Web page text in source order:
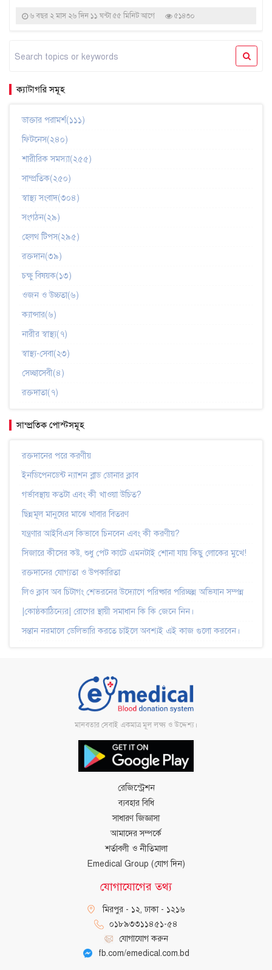
৬ বছর ২ মাস ২৬ দিন ১১ ঘন্টা ৫৫ মিনিট আগে ৫১৪৩০
ক্যাটাগরি সমূহ
ডাক্তার পরামর্শ(১১১)
ফিটনেস(২৪০)
শারীরিক সমস্যা(২৫৫)
সাম্প্রতিক(২৫০)
স্বাস্থ্য সংবাদ(৩০৪)
সংগঠন(২৯)
হেলথ টিপস(২৯৫)
রক্তদান(৩৯)
চক্ষু বিষয়ক(১৩)
ওজন ও উচ্চতা(৬)
ক্যান্সার(৬)
নারীর স্বাস্থ্য(৭)
স্বাস্থ্য-সেবা(২৩)
সেচ্ছাসেবী(৪)
রক্তদাতা(৭)
সাম্প্রতিক পোস্টসমূহ
রক্তদানের পরে করণীয়
ইনডিপেনডেন্ট ন্যাশন ব্লাড ডোনার ক্লাব
গর্ভাবস্থায় কতটা এবং কী খাওয়া উচিত?
ছিন্নমূল মানুষের মাঝে খাবার বিতরণ
যন্ত্রণার আইবিএস কিভাবে চিনবেন এবং কী করণীয়?
সিজারে কীসের কষ্ট, শুধু পেট কাটে এমনটাই শোনা যায় কিছু লোকের মুখে!
রক্তদানের যোগ্যতা ও উপকারিতা
লিও ক্লাব অব চিটাগং শেভরনের উদ্যোগে পরিষ্কার পরিচ্ছন্ন অভিযান সম্পন্ন
|কোষ্ঠকাঠিন্যের| রোগের স্থায়ী সমাধান কি কি জেনে নিন।
সন্তান নরমালে ডেলিভারি করতে চাইলে অবশ্যই এই কাজ গুলো করবেন।
মানবতার সেবাই একমাত্র মূল লক্ষ্য ও উদ্দেশ্য।
রেজিস্ট্রেশন
ব্যবহার বিধি
সাধারণ জিজ্ঞাসা
আমাদের সম্পর্কে
শর্তাবলী ও নীতিমালা
Emedical Group (যোগ দিন)
যোগাযোগের তথ্য
মিরপুর - ১২, ঢাকা - ১২১৬
০১৮৯৩৩১১৪৫১-৫৪
যোগাযোগ করুন
fb.com/emedical.com.bd